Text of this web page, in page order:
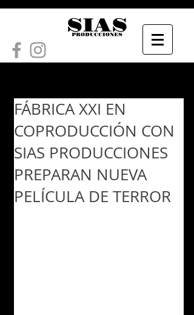
FÁBRICA XXI EN
COPRODUCCIÓN CON
SIAS PRODUCCIONES
PREPARAN NUEVA
PELÍCULA DE TERROR